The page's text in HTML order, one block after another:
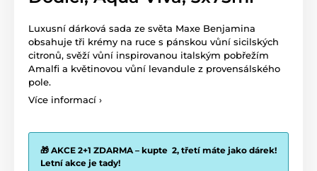
Luxusní dárková sada ze světa Maxe Benjamina
obsahuje tři krémy na ruce s pánskou vůní sicilských
citronů, svěží vůní inspirovanou italským pobřežím
Amalfi a květinovou vůní levandule z provensálského
pole.
Více informací ›
🎁 AKCE 2+1 ZDARMA – kupte 2, třetí máte jako dárek!
Letní akce je tady!